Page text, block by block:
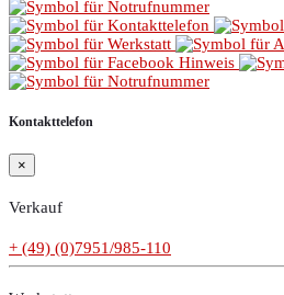
Kontakttelefon
×
Verkauf
+ (49) (0)7951/985-110